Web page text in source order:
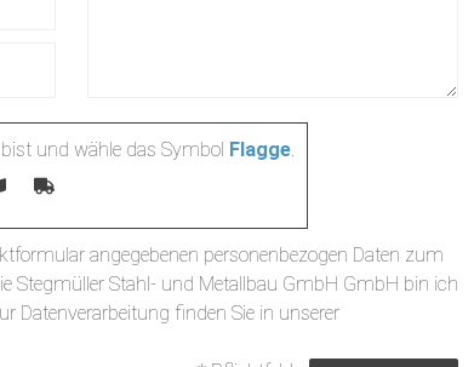
und wähle das Symbol Flagge.
angegebenen personenbezogen Daten zum
Stegmüller Stahl- und Metallbau GmbH GmbH bin ich
Datenverarbeitung finden Sie in unserer